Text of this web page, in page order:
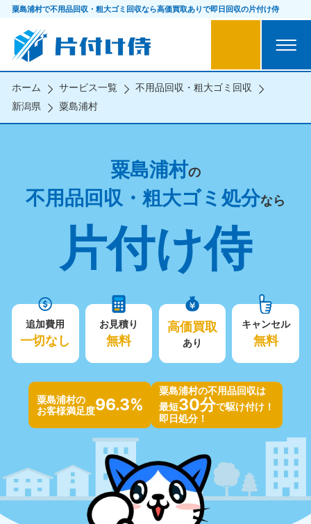
粟島浦村で不用品回収・粗大ゴミ回収なら高価買取ありで即日回収の片付け侍
ホーム サービス一覧
不用品回収・粗大ゴミ回収
新潟県
粟島浦村
粟島浦村の
不用品回収・粗大ゴミ処分なら
片付け侍
追加費用
一切なし
お見積り
無料
高価買取
あり
キャンセル
無料
粟島浦村の
お客様満足度96.3%
粟島浦村の不用品回収は
最短30分で駆け付け！
即日処分！